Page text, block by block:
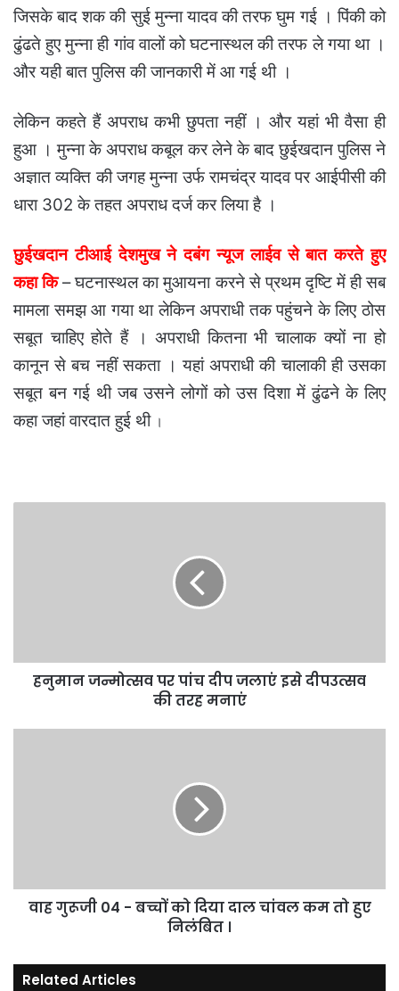
जिसके बाद शक की सुई मुन्ना यादव की तरफ घुम गई । पिंकी को
ढुंढते हुए मुन्ना ही गांव वालों को घटनास्थल की तरफ ले गया था ।
और यही बात पुलिस की जानकारी में आ गई थी ।
लेकिन कहते हैं अपराध कभी छुपता नहीं । और यहां भी वैसा ही
हुआ । मुन्ना के अपराध कबूल कर लेने के बाद छुईखदान पुलिस ने
अज्ञात व्यक्ति की जगह मुन्ना उर्फ रामचंद्र यादव पर आईपीसी की
धारा 302 के तहत अपराध दर्ज कर लिया है ।
छुईखदान टीआई देशमुख ने दबंग न्यूज लाईव से बात करते हुए
कहा कि– घटनास्थल का मुआयना करने से प्रथम दृष्टि में ही सब
मामला समझ आ गया था लेकिन अपराधी तक पहुंचने के लिए ठोस
सबूत चाहिए होते हैं । अपराधी कितना भी चालाक क्यों ना हो
कानून से बच नहीं सकता । यहां अपराधी की चालाकी ही उसका
सबूत बन गई थी जब उसने लोगों को उस दिशा में ढुंढने के लिए
कहा जहां वारदात हुई थी।
की
हनुमान जन्मोत्सव पर पांच दीप जलाएं इसे दीपउत्सव
की तरह मनाएं
चांवल
निलंबित
वाह गुरूजी 04 - बच्चों को दिया दाल चांवल कम तो हुए
निलंबित ।
Related Articles